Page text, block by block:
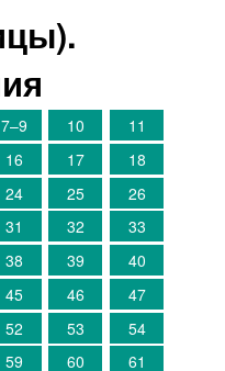
7–9 10
11
16 17
18
24 25
26
31 32
33
38 39
40
45 46
47
52 53
54
59 60 61